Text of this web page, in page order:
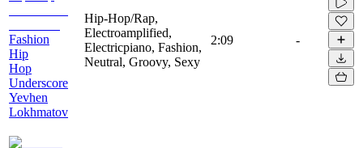
Fashion
Hip
Hop
Underscore
Yevhen
Lokhmatov
Hip-Hop/Rap,
Electroamplified,
Electricpiano, Fashion,
Neutral, Groovy, Sexy
2:09 -